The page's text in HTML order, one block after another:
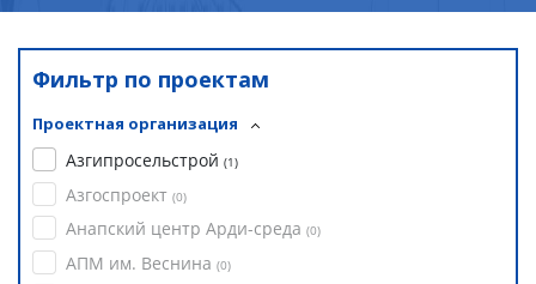
Фильтр по проектам
Проектная организация
Азгипросельстрой (1)
Азгоспроект (0)
Анапский центр Арди-среда (0)
АПМ им. Веснина (0)